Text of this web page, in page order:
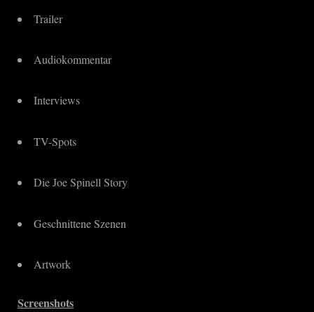
Trailer
Audiokommentar
Interviews
TV-Spots
Die Joe Spinell Story
Geschnittene Szenen
Artwork
Screenshots